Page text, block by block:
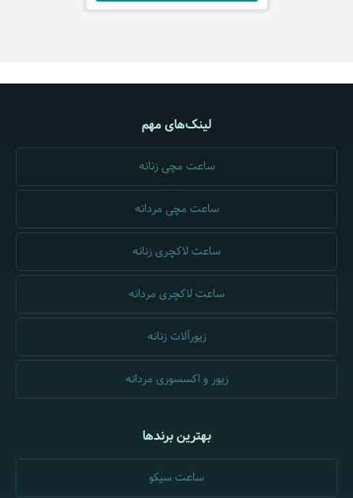
لینک‌های مهم
ساعت مچی زنانه
ساعت مچی مردانه
ساعت لاکچری زنانه
ساعت لاکچری مردانه
زیورآلات زنانه
زیور و اکسسوری مردانه
بهترین برندها
ساعت سیکو